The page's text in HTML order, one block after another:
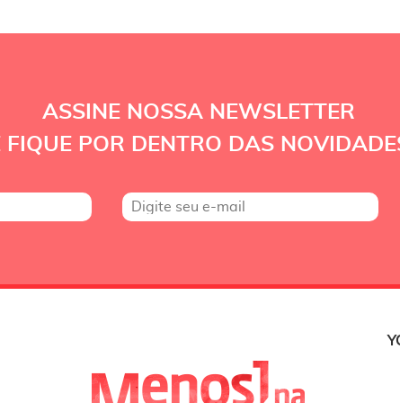
ASSINE NOSSA NEWSLETTER
FIQUE POR DENTRO DAS